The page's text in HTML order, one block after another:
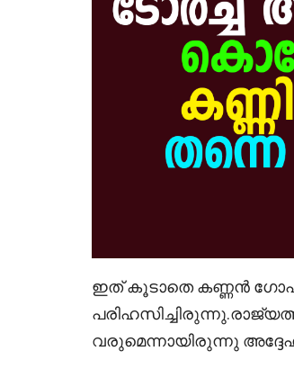
ഇത് കൂടാതെ കണ്ണൻ
വരുമെന്നായിരുന്നു